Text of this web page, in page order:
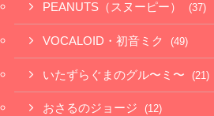
PEANUTS（スヌーピー） (37)
VOCALOID・初音ミク (49)
いたずらぐまのグル〜ミ〜 (21)
おさるのジョージ (12)